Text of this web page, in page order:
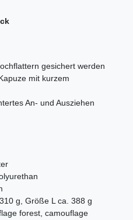
gesichert werden
mit kurzem
An- und Ausziehen
g, Größe L ca. 388 g
forest, camouflage